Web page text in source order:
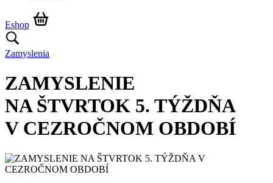
Eshop
Zamyslenia
ZAMYSLENIE
NA ŠTVRTOK 5. TÝŽDŇA
V CEZROČNOM OBDOBÍ